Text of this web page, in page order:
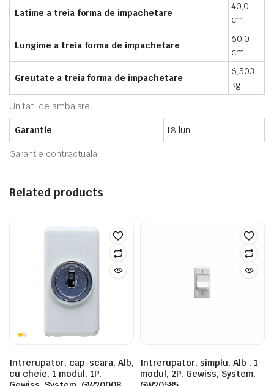
Unitati de ambalare
Latime a treia forma de impachetare
40,0
cm
Lungime a treia forma de impachetare
60,0
cm
Greutate a treia forma de impachetare
6,503
kg
Garanție contractuala
Garantie 18 luni
Related products
Intrerupator, cap-scara, Alb,
cu cheie, 1 modul, 1P,
Intrerupator, simplu, Alb , 1
modul, 2P, Gewiss, System,